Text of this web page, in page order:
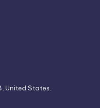
United States.